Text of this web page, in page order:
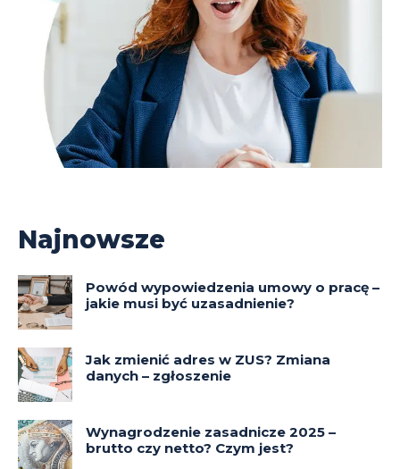
Najnowsze
Powód wypowiedzenia umowy o pracę –
jakie musi być uzasadnienie?
Jak zmienić adres w ZUS? Zmiana
danych – zgłoszenie
Wynagrodzenie zasadnicze 2025 –
brutto czy netto? Czym jest?